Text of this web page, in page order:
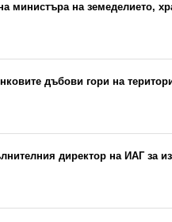
министъра на земеделието,
дъбови гори на
директор на ИАГ за